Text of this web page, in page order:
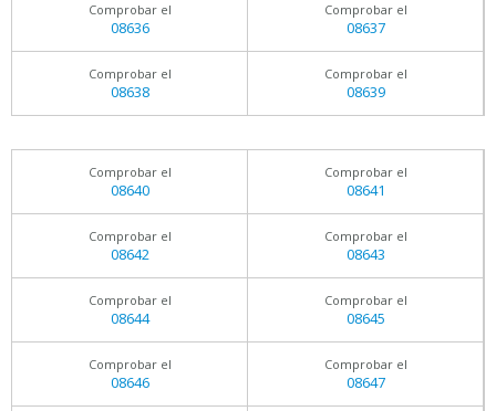
Comprobar el
08636
Comprobar el
08637
Comprobar el
08638
Comprobar el
08639
Comprobar el
08640
Comprobar el
08641
Comprobar el
08642
Comprobar el
08643
Comprobar el
08644
Comprobar el
08645
Comprobar el
08646
Comprobar el
08647